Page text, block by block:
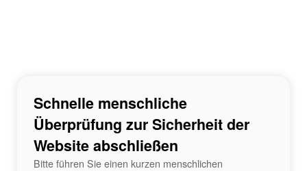
Schnelle menschliche
Überprüfung zur Sicherheit der
Website abschließen
Bitte führen Sie einen kurzen menschlichen